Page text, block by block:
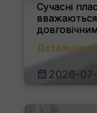
Сучасні
2026-07-